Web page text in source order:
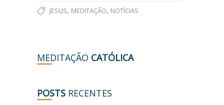
JESUS, MEDITAÇÃO, NOTÍCIAS
MEDITAÇÃO CATÓLICA
POSTS RECENTES